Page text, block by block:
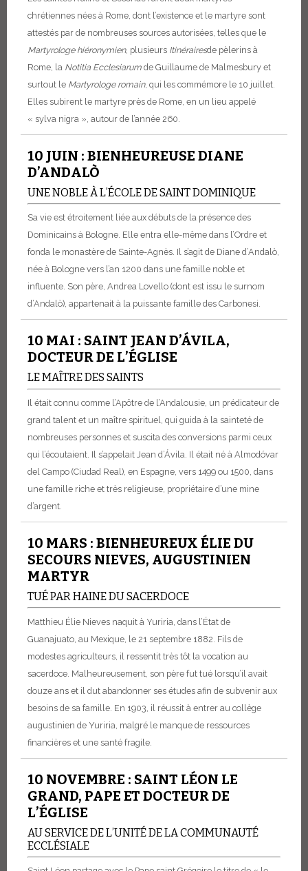
chrétiennes nées à Rome, dont l’existence et le martyre sont
attestés par de nombreuses sources autorisées, telles que le
Martyrologe hiéronymien, plusieurs Itinérairesde pèlerins à
Rome, la Notitia Ecclesiarum de Guillaume de Malmesbury et
surtout le Martyrologe romain, qui les commémore le 10 juillet.
Elles subirent le martyre près de Rome, en un lieu appelé
« sylva nigra », autour de l’année 260.
10 JUIN : BIENHEUREUSE DIANE
D’ANDALÒ
UNE NOBLE À L’ÉCOLE DE SAINT DOMINIQUE
Sa vie est étroitement liée aux débuts de la présence des
Dominicains à Bologne. Elle entra elle-même dans l’Ordre et
fonda le monastère de Sainte-Agnès. Il s’agit de Diane d’Andalò,
née à Bologne vers l’an 1200 dans une famille noble et
influente. Son père, Andrea Lovello (dont est issu le surnom
d’Andalò), appartenait à la puissante famille des Carbonesi.
10 MAI : SAINT JEAN D’ÁVILA,
DOCTEUR DE L’ÉGLISE
LE MAÎTRE DES SAINTS
Il était connu comme l’Apôtre de l’Andalousie, un prédicateur de
grand talent et un maître spirituel, qui guida à la sainteté de
nombreuses personnes et suscita des conversions parmi ceux
qui l’écoutaient. Il s’appelait Jean d’Ávila. Il était né à Almodóvar
del Campo (Ciudad Real), en Espagne, vers 1499 ou 1500, dans
une famille riche et très religieuse, propriétaire d’une mine
d’argent.
10 MARS : BIENHEUREUX ÉLIE DU
SECOURS NIEVES, AUGUSTINIEN
MARTYR
TUÉ PAR HAINE DU SACERDOCE
Matthieu Élie Nieves naquit à Yuriria, dans l’État de
Guanajuato, au Mexique, le 21 septembre 1882. Fils de
modestes agriculteurs, il ressentit très tôt la vocation au
sacerdoce. Malheureusement, son père fut tué lorsqu’il avait
douze ans et il dut abandonner ses études afin de subvenir aux
besoins de sa famille. En 1903, il réussit à entrer au collège
augustinien de Yuriria, malgré le manque de ressources
financières et une santé fragile.
10 NOVEMBRE : SAINT LÉON LE
GRAND, PAPE ET DOCTEUR DE
L’ÉGLISE
AU SERVICE DE L’UNITÉ DE LA COMMUNAUTÉ
ECCLÉSIALE